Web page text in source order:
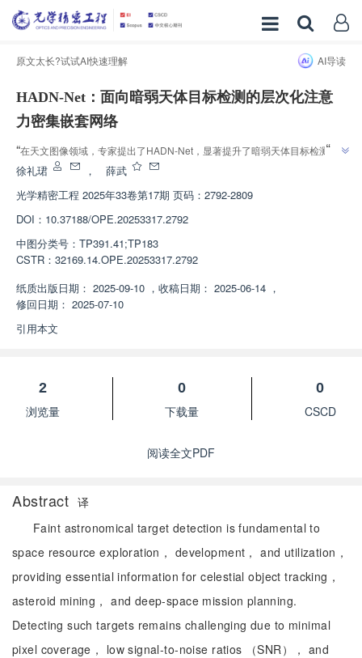
原文太长?试试AI快速理解 AI导读
HADN-Net：面向暗弱天体目标检测的层次化注意
力密集嵌套网络
“在天文图像领域，专家提出了HADN-Net，显著提升了暗弱天体目标检测能
力，为深空探测等任务提供新方案。
”
徐礼珺 ，
薛武
光学精密工程 2025年33卷第17期 页码：2792-2809
DOI： 10.37188/OPE.20253317.2792
中图分类号： TP391.41;TP183
CSTR： 32169.14.OPE.20253317.2792
纸质出版日期： 2025-09-10 ， 收稿日期： 2025-06-14 ，
修回日期： 2025-07-10
引用本文
2
浏览量
0
下载量
0
CSCD
阅读全文PDF
Abstract 译
Faint astronomical target detection is fundamental to
space resource exploration， development， and utilization，
providing essential information for celestial object tracking，
asteroid mining， and deep-space mission planning.
Detecting such targets remains challenging due to minimal
pixel coverage， low signal-to-noise ratios （SNR）， and